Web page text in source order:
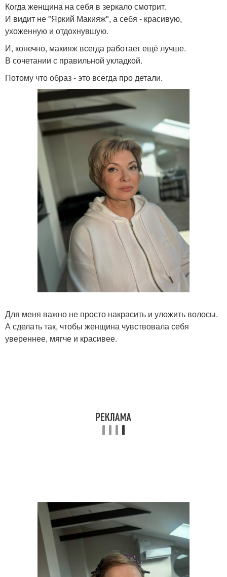
Когда женщина на себя в зеркало смотрит.
И видит не "Яркий Макияж", а себя - красивую,
ухоженную и отдохнувшую.
И, конечно, макияж всегда работает ещё лучше.
В сочетании с правильной укладкой.
Потому что образ - это всегда про детали.
Для меня важно не просто накрасить и уложить волосы.
А сделать так, чтобы женщина чувствовала себя
увереннее, мягче и красивее.